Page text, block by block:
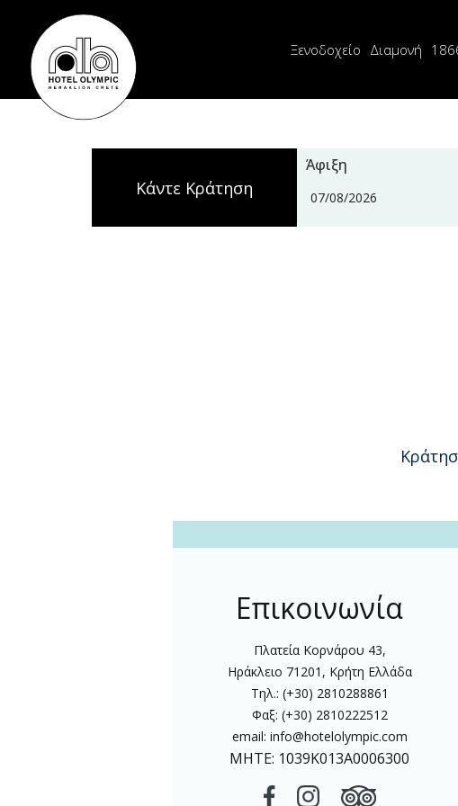
Ξενοδοχείο Διαμονή
Κάντε Κράτηση
Άφιξη
Επικοινωνία
Πλατεία Κορνάρου 43,
Ηράκλειο 71201, Κρήτη Ελλάδα
Τηλ.: (+30) 2810288861
Φαξ: (+30) 2810222512
email: info@hotelolympic.com
MHTE: 1039Κ013Α0006300